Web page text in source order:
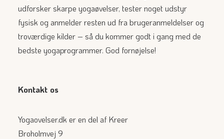
udforsker skarpe yogaøvelser, tester noget udstyr
fysisk og anmelder resten ud fra brugeranmeldelser og
troværdige kilder – så du kommer godt i gang med de
bedste yogaprogrammer. God fornøjelse!
Kontakt os
Yogaovelser.dk er en del af Kreer
Broholmvej 9